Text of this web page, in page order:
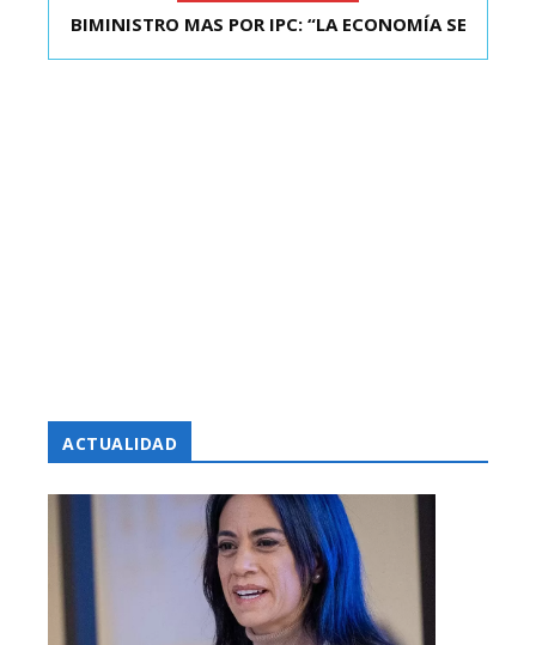
KAST SE REUNIÓ CON EL PRESIDENTE ELECTO DE
BIMINISTRO MAS POR IPC: “LA ECONOMÍA SE
ACTUALIDAD